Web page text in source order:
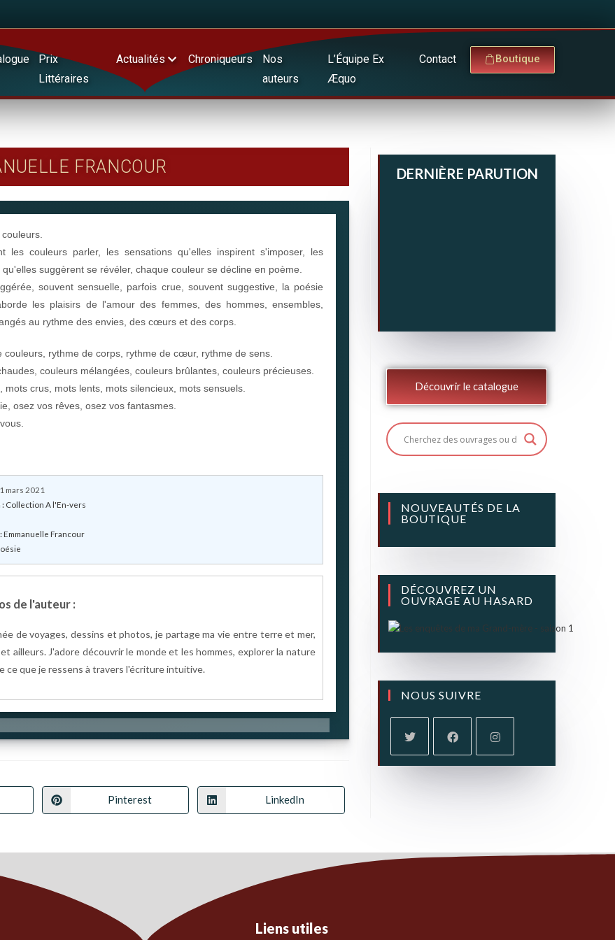
Prix
Littéraires
Actualités Chroniqueurs
Nos
auteurs
L’Équipe Ex
Æquo
Contact Boutique
FRANCOUR
les couleurs parler, les sensations qu'elles inspirent s'imposer, les
suggèrent se révéler, chaque couleur se décline en poème.
souvent sensuelle, parfois crue, souvent suggestive, la poésie
les plaisirs de l'amour des femmes, des hommes, ensembles,
au rythme des envies, des cœurs et des corps.
couleurs, rythme de corps, rythme de cœur, rythme de sens.
couleurs mélangées, couleurs brûlantes, couleurs précieuses.
mots crus, mots lents, mots silencieux, mots sensuels.
osez vos rêves, osez vos fantasmes.
1 mars 2021
: Collection A l'En-vers
Emmanuelle Francour
de l'auteur :
de voyages, dessins et photos, je partage ma vie entre terre et mer,
ailleurs. J'adore découvrir le monde et les hommes, explorer la nature
ce que je ressens à travers l'écriture intuitive.
Pinterest LinkedIn
DERNIÈRE PARUTION
Découvrir le catalogue
NOUVEAUTÉS DE LA
BOUTIQUE
DÉCOUVREZ UN
OUVRAGE AU HASARD
NOUS SUIVRE
Liens utiles